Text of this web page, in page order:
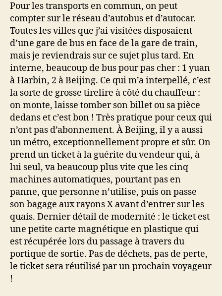
Pour les transports en commun, on peut
compter sur le réseau d’autobus et d’autocar.
Toutes les villes que j’ai visitées disposaient
d’une gare de bus en face de la gare de train,
mais je reviendrais sur ce sujet plus tard. En
interne, beaucoup de bus pour pas cher : 1 yuan
à Harbin, 2 à Beijing. Ce qui m’a interpellé, c’est
la sorte de grosse tirelire à côté du chauffeur :
on monte, laisse tomber son billet ou sa pièce
dedans et c’est bon ! Très pratique pour ceux qui
n’ont pas d’abonnement. À Beijing, il y a aussi
un métro, exceptionnellement propre et sûr. On
prend un ticket à la guérite du vendeur qui, à
lui seul, va beaucoup plus vite que les cinq
machines automatiques, pourtant pas en
panne, que personne n’utilise, puis on passe
son bagage aux rayons X avant d’entrer sur les
quais. Dernier détail de modernité : le ticket est
une petite carte magnétique en plastique qui
est récupérée lors du passage à travers du
portique de sortie. Pas de déchets, pas de perte,
le ticket sera réutilisé par un prochain voyageur
!